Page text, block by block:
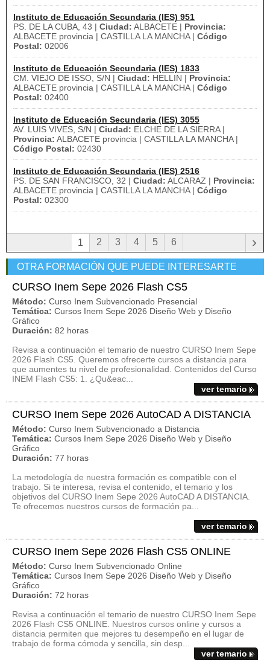
Instituto de Educación Secundaria (IES) 951
PS. DE LA CUBA, 43 | Ciudad: ALBACETE | Provincia:
ALBACETE provincia | CASTILLA LA MANCHA | Código
Postal: 02006
Instituto de Educación Secundaria (IES) 1833
CM. VIEJO DE ISSO, S/N | Ciudad: HELLIN | Provincia:
ALBACETE provincia | CASTILLA LA MANCHA | Código
Postal: 02400
Instituto de Educación Secundaria (IES) 3055
AV. LUIS VIVES, S/N | Ciudad: ELCHE DE LA SIERRA |
Provincia: ALBACETE provincia | CASTILLA LA MANCHA |
Código Postal: 02430
Instituto de Educación Secundaria (IES) 2516
PS. DE SAN FRANCISCO, 32 | Ciudad: ALCARAZ | Provincia:
ALBACETE provincia | CASTILLA LA MANCHA | Código
Postal: 02300
1 2 3 4 5 6 ›
OTRA FORMACIÓN QUE PUEDE INTERESARTE
CURSO Inem Sepe 2026 Flash CS5
Método: Curso Inem Subvencionado Presencial
Temática: Cursos Inem Sepe 2026 Diseño Web y Diseño
Gráfico
Duración: 82 horas
Revisa a continuación el temario de nuestro CURSO Inem Sepe
2026 Flash CS5. Queremos ofrecerte cursos a distancia para
que aumentes tu nivel de profesionalidad. Contenidos del Curso
INEM Flash CS5: 1. ¿Qu&eac...
ver temario
CURSO Inem Sepe 2026 AutoCAD A DISTANCIA
Método: Curso Inem Subvencionado a Distancia
Temática: Cursos Inem Sepe 2026 Diseño Web y Diseño
Gráfico
Duración: 77 horas
La metodología de nuestra formación es compatible con el
trabajo. Si te interesa, revisa el contenido, el temario y los
objetivos del CURSO Inem Sepe 2026 AutoCAD A DISTANCIA.
Te ofrecemos nuestros cursos de formación pa...
ver temario
CURSO Inem Sepe 2026 Flash CS5 ONLINE
Método: Curso Inem Subvencionado Online
Temática: Cursos Inem Sepe 2026 Diseño Web y Diseño
Gráfico
Duración: 72 horas
Revisa a continuación el temario de nuestro CURSO Inem Sepe
2026 Flash CS5 ONLINE. Nuestros cursos online y cursos a
distancia permiten que mejores tu desempeño en el lugar de
trabajo de forma cómoda y sencilla, sin desp...
ver temario